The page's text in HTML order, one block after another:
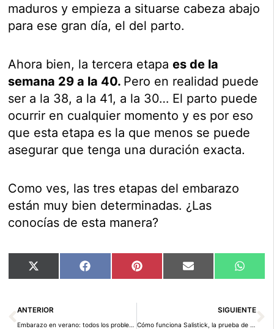
maduros y empieza a situarse cabeza abajo
para ese gran día, el del parto.
Ahora bien, la tercera etapaes de la
semana 29 a la 40. Pero en realidad puede
ser a la 38, a la 41, a la 30… El parto puede
ocurrir en cualquier momento y es por eso
que esta etapa es la que menos se puede
asegurar que tenga una duración exacta.
Como ves, las tres etapas del embarazo
están muy bien determinadas. ¿Las
conocías de esta manera?
Compartir
en
X
(Twitter)
Compartir
en
Facebook Compartir
en
Pinterest Compartir
en
Email
en
Ant
ANTERIOR
Embarazo en verano: todos los problemas que te puede dar
SIGUIENTE
Cómo funciona Salistick, la prueba de embarazo con saliva